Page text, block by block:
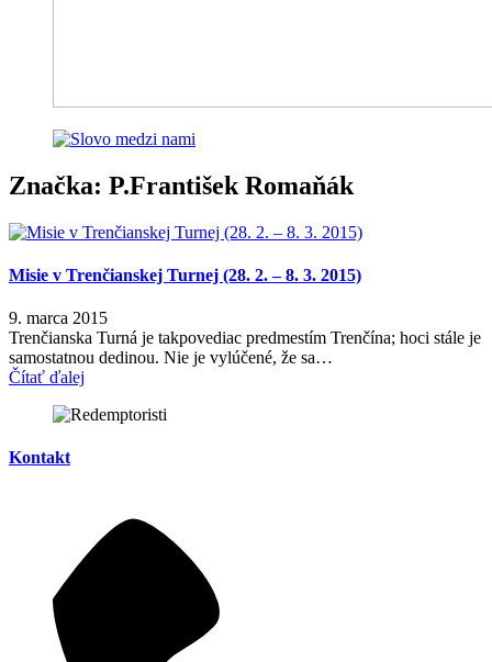
Značka: P.František Romaňák
Misie v Trenčianskej Turnej (28. 2. – 8. 3. 2015)
9. marca 2015
Trenčianska Turná je takpovediac predmestím Trenčína; hoci stále je
samostatnou dedinou. Nie je vylúčené, že sa…
Čítať ďalej
Kontakt